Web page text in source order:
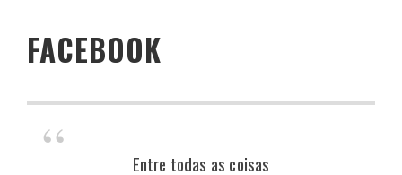
FACEBOOK
Entre todas as coisas